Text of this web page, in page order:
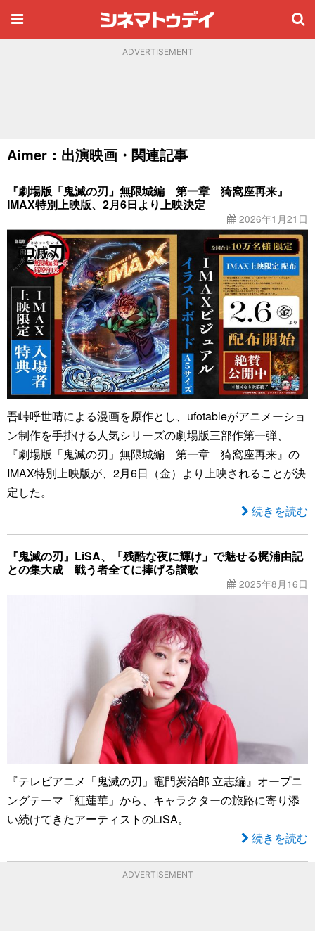
ADVERTISEMENT
Aimer：出演映画・関連記事
『劇場版「鬼滅の刃」無限城編 第一章 猗窩座再来』
IMAX特別上映版、2月6日より上映決定
2026年1月21日
吾峠呼世晴による漫画を原作とし、ufotableがアニメーショ
ン制作を手掛ける人気シリーズの劇場版三部作第一弾、
『劇場版「鬼滅の刃」無限城編 第一章 猗窩座再来』の
IMAX特別上映版が、2月6日（金）より上映されることが決
定した。
続きを読む
『鬼滅の刃』LiSA、「残酷な夜に輝け」で魅せる梶浦由記
との集大成 戦う者全てに捧げる讃歌
2025年8月16日
『テレビアニメ「鬼滅の刃」竈門炭治郎 立志編』オープニ
ングテーマ「紅蓮華」から、キャラクターの旅路に寄り添
い続けてきたアーティストのLiSA。
続きを読む
ADVERTISEMENT